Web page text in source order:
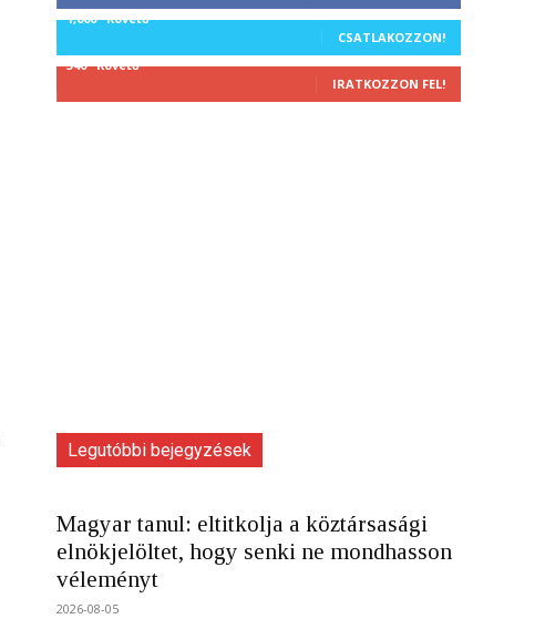
1,000 Követő
CSATLAKOZZON!
340 Követő
IRATKOZZON FEL!
Legutóbbi bejegyzések
Magyar tanul: eltitkolja a köztársasági
elnökjelöltet, hogy senki ne mondhasson
véleményt
2026-08-05